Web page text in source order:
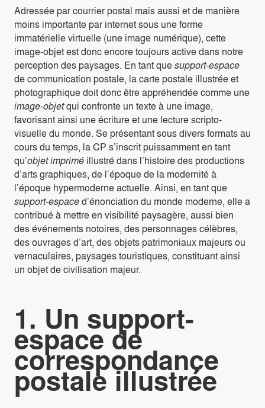
Adressée par courrier postal mais aussi et de manière
moins importante par internet sous une forme
immatérielle virtuelle (une image numérique), cette
image-objet est donc encore toujours active dans notre
perception des paysages. En tant quesupport-espace
de communication postale, la carte postale illustrée et
photographique doit donc être appréhendée comme une
image-objetqui confronte un texte à une image,
favorisant ainsi une écriture et une lecture scripto-
visuelle du monde. Se présentant sous divers formats au
cours du temps, la CP s’inscrit puissamment en tant
qu’objet imprimé illustré dans l’histoire des productions
d’arts graphiques, de l’époque de la modernité à
l’époque hypermoderne actuelle. Ainsi, en tant que
support-espaced’énonciation du monde moderne, elle a
contribué à mettre en visibilité paysagère, aussi bien
des événements notoires, des personnages célèbres,
des ouvrages d’art, des objets patrimoniaux majeurs ou
vernaculaires, paysages touristiques, constituant ainsi
un objet de civilisation majeur.
1. Un support-
espace de
correspondance
postale illustrée